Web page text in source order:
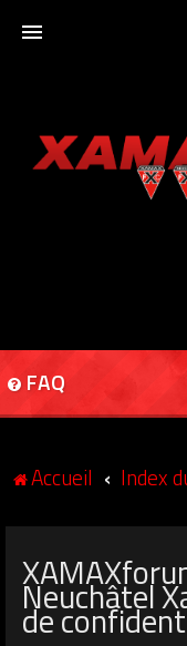
XAMAXFORUM
FAQ
Accueil Index
Neuchâtel
de